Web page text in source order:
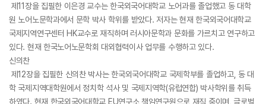
제11장을 집필한 이은경 교수는 한국외국어대학교 노어과를 졸업했고 동 대학
원 노어노문학과에서 문학 박사 학위를 받았다. 저자는 현재 한국외국어대학교
국제지역연구센터 HK교수로 재직하며 러시아문학과 문화를 가르치고 연구하고
있다. 현재 한국노어노문학회 대외협력이사 업무를 수행하고 있다.
신의찬
제12장을 집필한 신의찬 박사는 한국외국어대학교 국제학부를 졸업하고, 동 대
학 국제지역대학원에서 정치학 석사 및 국제지역학(유럽연합) 박사학위를 취득
하였다. 현재 한국외국어대학교 EU연구소 책임연구원으로 재직 중이며, 글로벌